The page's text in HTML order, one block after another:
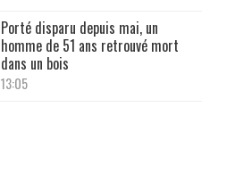
Porté disparu depuis mai, un
homme de 51 ans retrouvé mort
dans un bois
13:05